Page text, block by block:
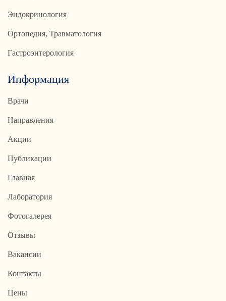
Эндокринология
Ортопедия, Травматология
Гастроэнтерология
Информация
Врачи
Направления
Акции
Публикации
Главная
Лаборатория
Фотогалерея
Отзывы
Вакансии
Контакты
Цены